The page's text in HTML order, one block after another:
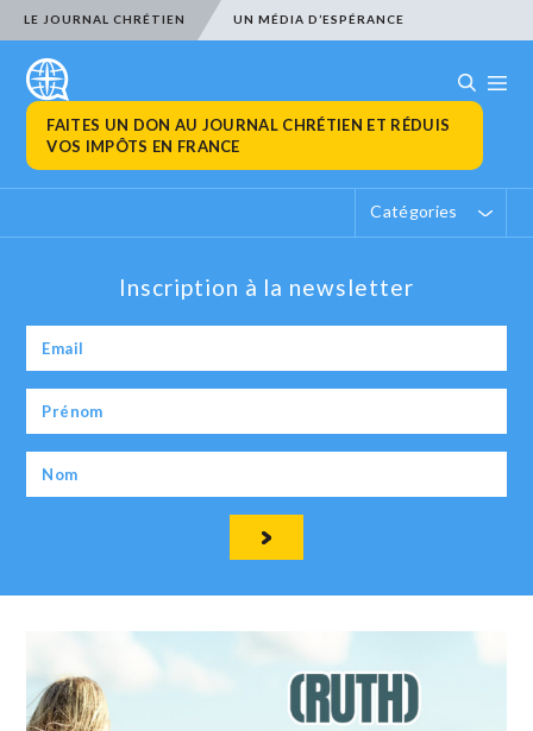
LE JOURNAL CHRÉTIEN UN MÉDIA D’ESPÉRANCE
FAITES UN DON AU JOURNAL CHRÉTIEN ET RÉDUIS
VOS IMPÔTS EN FRANCE
Catégories
Inscription à la newsletter